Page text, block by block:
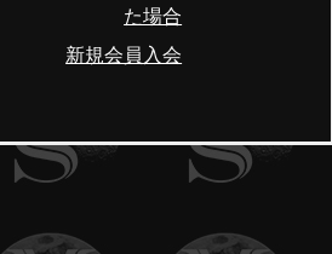
た場合
新規会員入会